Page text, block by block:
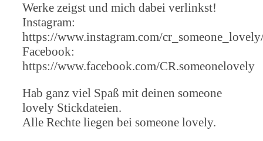
Werke zeigst und mich dabei verlinkst!
Instagram:
https://www.instagram.com/
Facebook:
https://www.facebook.com/CR.someonelovely
Hab ganz viel Spaß mit deinen someone
lovely Stickdateien.
Alle Rechte liegen bei someone lovely.